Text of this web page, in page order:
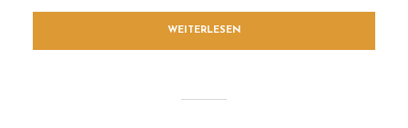
WEITERLESEN